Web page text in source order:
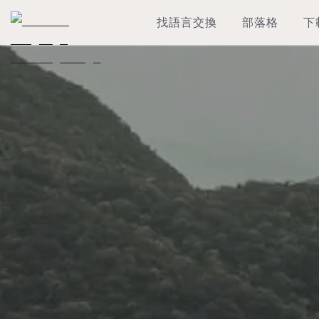
找語言交換 部落格 下